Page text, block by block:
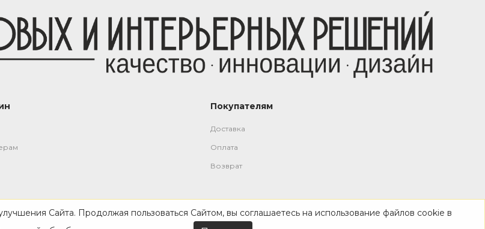
Покупателям
Доставка
Оплата
Возврат
Сайта. Продолжая пользоваться Сайтом, вы соглашаетесь на использование файлов cookie в